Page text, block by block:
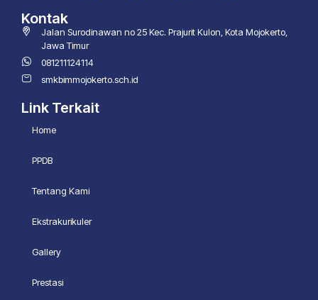
Link Terkait
Home
PPDB
Tentang Kami
Ekstrakurikuler
Gallery
Prestasi
Kontak
Jalan Surodinawan no 25 Kec. Prajurit Kulon, Kota Mojokerto,
Jawa Timur
081211124114
smkbimmojokerto.sch.id